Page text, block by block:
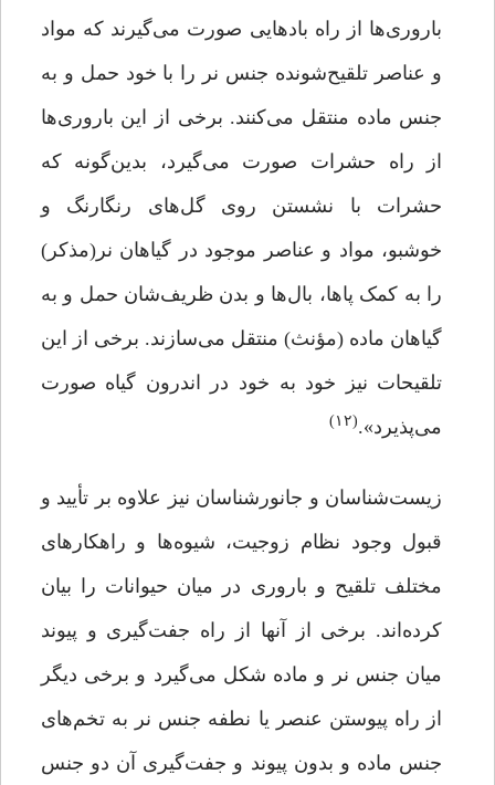
باروری‌ها از راه بادهایی صورت می‌گیرند که مواد
و عناصر تلقیح‌شونده جنس نر را با خود حمل و به
جنس ماده منتقل می‌کنند. برخی از این باروری‌ها
از راه حشرات صورت می‌گیرد، بدین‌گونه که
حشرات با نشستن روی گل‌های رنگارنگ و
خوشبو، مواد و عناصر موجود در گیاهان نر(مذکر)
را به کمک پاها، با‌ل‌ها و بدن ظریف‌شان حمل و به
گیاهان ماده (مؤنث) منتقل می‌سازند. برخی از این
تلقیحات نیز خود به خود در اندرون گیاه صورت
می‌پذیرد».(۱۲)
زیست‌شناسان و جانورشناسان نیز علاوه بر تأیید و
قبول وجود نظام زوجیت، شیوه‌ها و راهکارهای
مختلف تلقیح و باروری در میان حیوانات را بیان
کرده‌اند. برخی از آنها از راه جفت‌گیری و پیوند
میان جنس نر و ماده شکل می‌گیرد و برخی دیگر
از راه پیوستن عنصر یا نطفه جنس نر به تخم‌های
جنس ماده و بدون پیوند و جفت‌گیری آن دو جنس